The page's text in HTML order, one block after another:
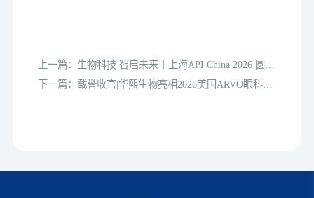
上一篇：生物科技 智启未来丨上海API China 2026 圆满
收官
下一篇：载誉收官|华熙生物亮相2026美国ARVO眼科盛